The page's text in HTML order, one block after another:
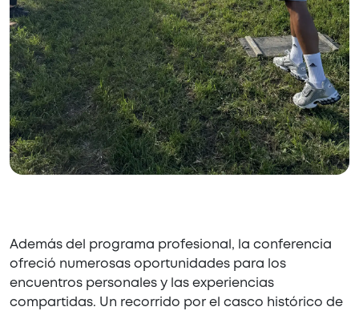
Además del programa profesional, la conferencia
ofreció numerosas oportunidades para los
encuentros personales y las experiencias
compartidas. Un recorrido por el casco histórico de